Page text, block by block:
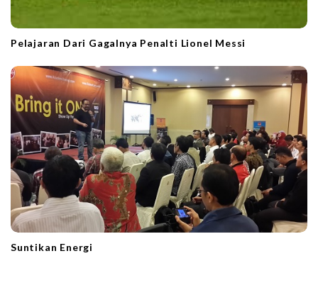
Pelajaran Dari Gagalnya Penalti Lionel Messi
Suntikan Energi